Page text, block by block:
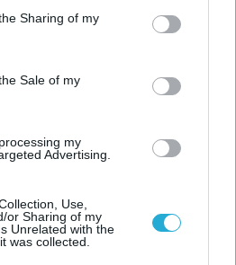
usage behaviour. You may click to
and its third-party tags to
purposes in below Google
Sharing of my
Sale of my
my
Advertising.
Use,
or Sharing of my
Unrelated with the
was collected.
Εθνικής Γυναικών επί ιταλικού